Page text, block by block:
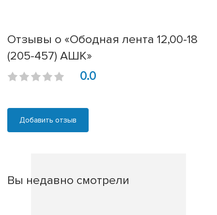
Отзывы о «Ободная лента 12,00-18
(205-457) АШК»
0.0
Добавить отзыв
Вы недавно смотрели